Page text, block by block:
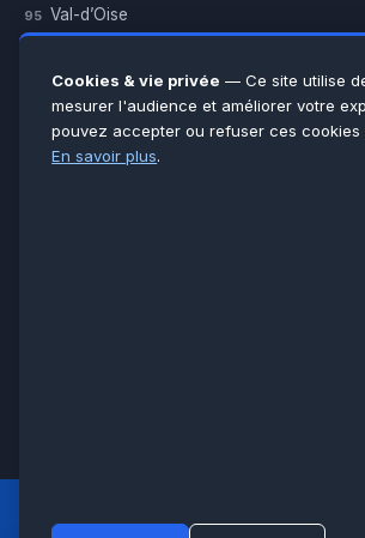
95 Val-d’Oise
Essonne
Seine-et-Marne
Voir toutes les villes →
LCM
Cookies & vie privée — Ce site utilise
mesurer l'audience et améliorer votre
pouvez accepter ou refuser ces cookies
En savoir plus.